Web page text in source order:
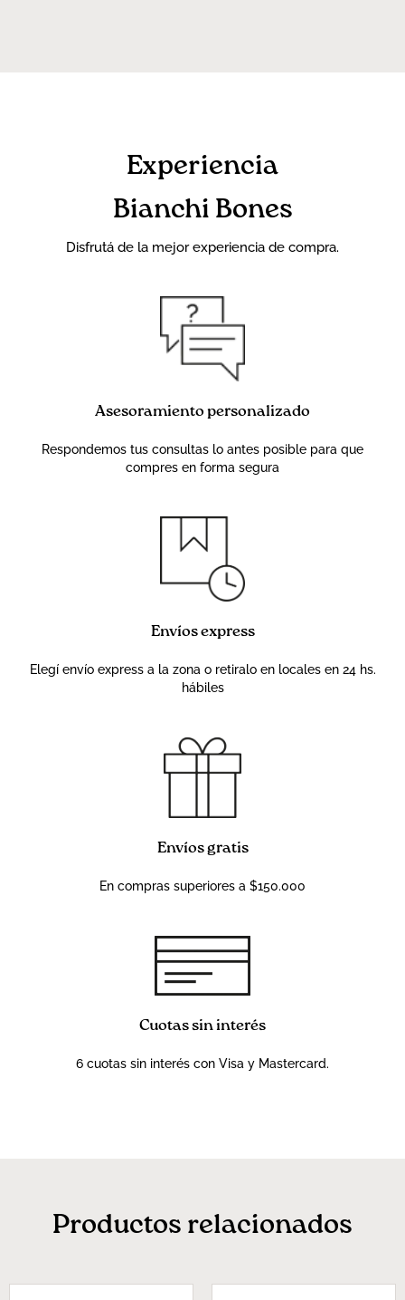
Experiencia
Bianchi Bones
Disfrutá de la mejor experiencia de compra.
Asesoramiento personalizado
Respondemos tus consultas lo antes posible para que
compres en forma segura
Envíos express
Elegí envío express a la zona o retiralo en locales en 24 hs.
hábiles
Envíos gratis
En compras superiores a $150.000
Cuotas sin interés
6 cuotas sin interés con Visa y Mastercard.
Productos relacionados